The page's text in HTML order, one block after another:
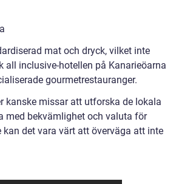
mat och dryck, vilket inte
all inclusive-hotellen på Kanarieöarna
gourmetrestauranger.
kanske missar att utforska de lokala
med bekvämlighet och valuta för
det vara värt att överväga att inte